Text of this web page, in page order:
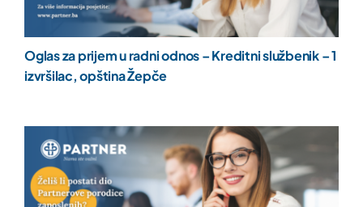
Oglas za prijem u radni odnos – Kreditni službenik – 1
izvršilac, opština Žepče